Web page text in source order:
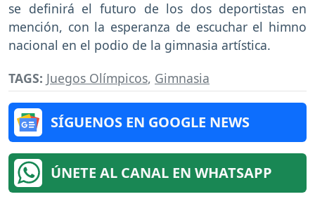
se definirá el futuro de los dos deportistas en
mención, con la esperanza de escuchar el himno
nacional en el podio de la gimnasia artística.
TAGS: Juegos Olímpicos, Gimnasia
SÍGUENOS EN GOOGLE NEWS
ÚNETE AL CANAL EN WHATSAPP